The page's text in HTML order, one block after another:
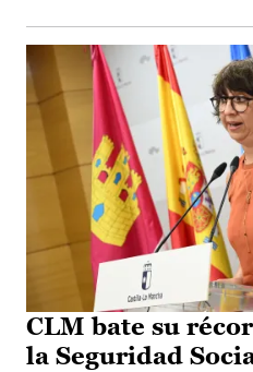
CLM bate su
la Seguridad